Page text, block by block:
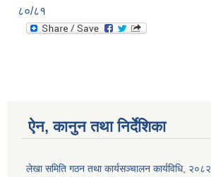
८०/८१
ऐन, कानुन तथा निर्देशिका
लेखा समिति गठन तथा कार्यसञ्चालन कार्यविधि, २०८२